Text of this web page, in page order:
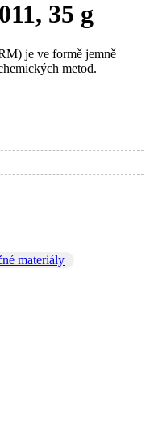
35 g
je ve formě jemně
metod.
materiály